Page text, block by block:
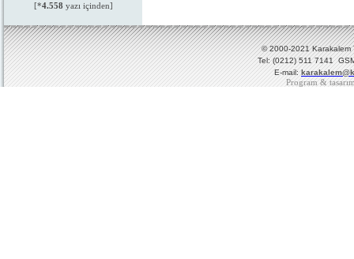
[*4.558 yazı içinden]
© 2000-2021 Karakalem
Tel: (0212) 511 7141
E-mail:
Program &